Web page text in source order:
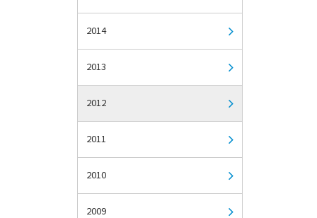
2014
2013
2012
2011
2010
2009